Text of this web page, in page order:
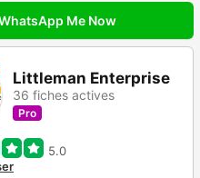
Me Now
Littleman Enterprise
36 fiches actives
Pro
5.0